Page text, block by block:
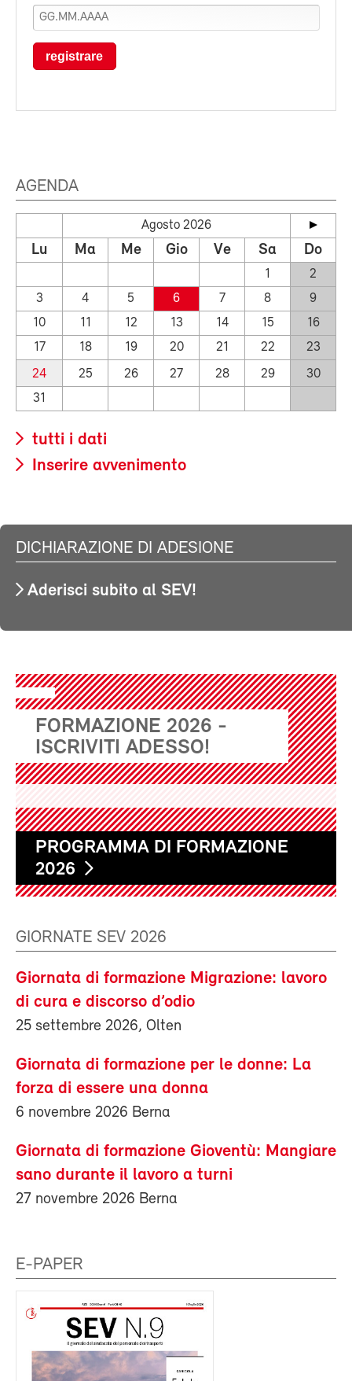
registrare
AGENDA
Agosto 2026
Lu Ma Me Gio Ve Sa Do
1
2
3
4 5 6 7 8
9
10
11 12 13 14 15
16
17
18 19 20 21 22
23
24
25 26 27 28 29
30
31
tutti i dati
Inserire avvenimento
DICHIARAZIONE DI ADESIONE
Aderisci subito al SEV!
FORMAZIONE 2026 -
ISCRIVITI ADESSO!
PROGRAMMA DI FORMAZIONE
2026
GIORNATE SEV 2026
Giornata di formazione Migrazione: lavoro
di cura e discorso d’odio
25 settembre 2026, Olten
Giornata di formazione per le donne: La
forza di essere una donna
6 novembre 2026 Berna
Giornata di formazione Gioventù: Mangiare
sano durante il lavoro a turni
27 novembre 2026 Berna
E-PAPER